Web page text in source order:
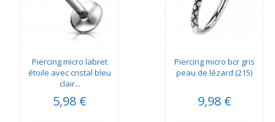
Piercing micro labret
étoile avec cristal bleu
clair...
5,98 €
Piercing micro bcr gris
peau de lézard (215)
9,98 €